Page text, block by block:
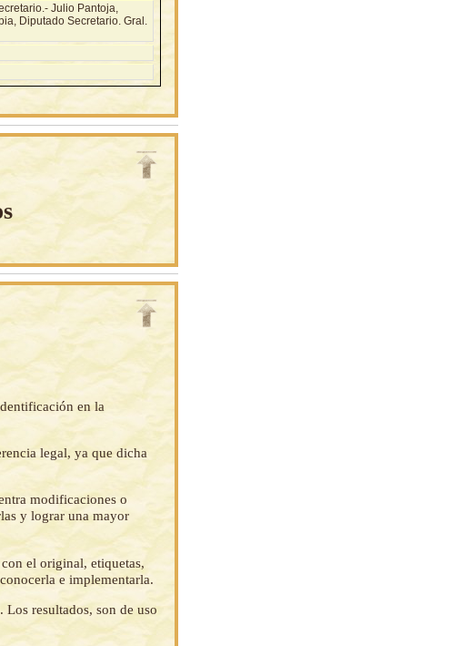
Julio Pantoja,
Diputado Secretario. Gral.
en la
legal, ya que dicha
modificaciones o
y lograr una mayor
el original, etiquetas,
e implementarla.
resultados, son de uso